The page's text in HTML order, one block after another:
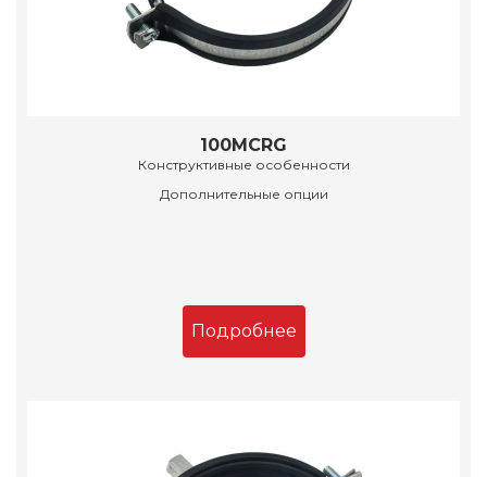
100MCRG
Конструктивные особенности
Дополнительные опции
Подробнее